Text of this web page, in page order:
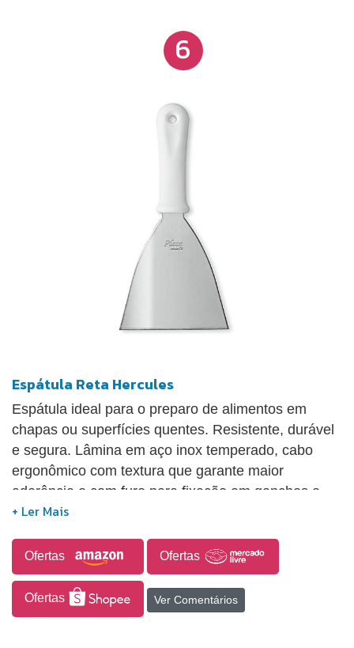
6
Espátula Reta Hercules
Espátula ideal para o preparo de alimentos em
chapas ou superfícies quentes. Resistente, durável
e segura. Lâmina em aço inox temperado, cabo
ergonômico com textura que garante maior
aderência e com furo para fixação em ganchos e
barras. Proteção antimicrobial e certificação NSF.
Indicada para uso profissional e domestico.
Ofertas Ofertas
Ofertas Ver Comentários